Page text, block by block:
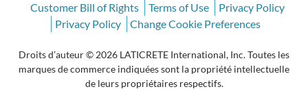
Customer Bill of Rights Terms of Use
Privacy Policy
Privacy Policy
Change Cookie Preferences
Droits d’auteur © 2026 LATICRETE International, Inc. Toutes les
marques de commerce indiquées sont la propriété intellectuelle
de leurs propriétaires respectifs.